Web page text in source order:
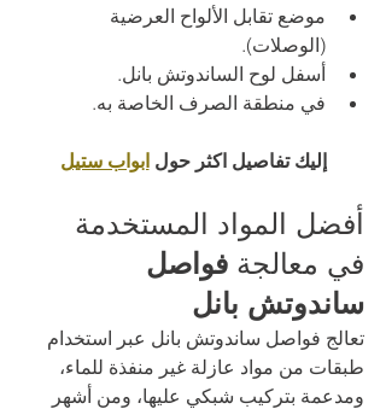
موضع تقابل الألواح العرضية
(الوصلات).
أسفل لوح الساندوتش بانل.
في منطقة الصرف الخاصة به.
إليك تفاصيل اكثر حول ابواب ستيل
أفضل المواد المستخدمة
في معالجة فواصل
ساندوتش بانل
تعالج فواصل ساندوتش بانل عبر استخدام
طبقات من مواد عازلة غير منفذة للماء،
ومدعمة بتركيب شبكي عليها، ومن أشهر